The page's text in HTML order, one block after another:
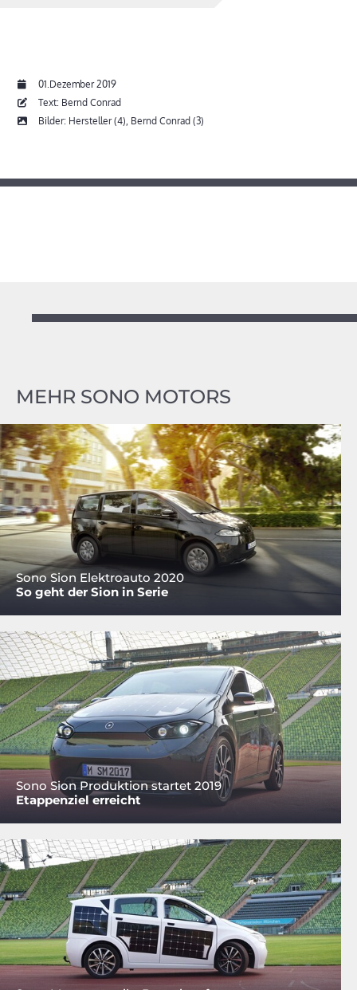
01.Dezember 2019
Text: Bernd Conrad
Bilder: Hersteller (4), Bernd Conrad (3)
MEHR SONO MOTORS
Sono Sion Elektroauto 2020
So geht der Sion in Serie
Sono Sion Produktion startet 2019
Etappenziel erreicht